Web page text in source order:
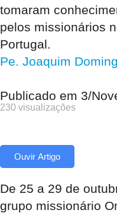
tomaram
pelos missionários
Portugal.
Pe. Joaquim
Publicado em 3/
230 visualizações
Ouvir Artigo
De 25 a 29 de
grupo missionário